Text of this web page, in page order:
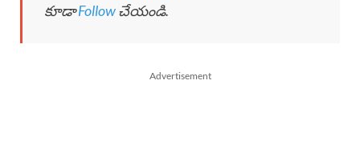
కూడాFollowచేయండి.
Advertisement